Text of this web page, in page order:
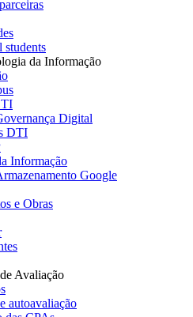
students
da Informação
TI
Digital
DTI
Informação
Google
e Obras
Avaliação
autoavaliação